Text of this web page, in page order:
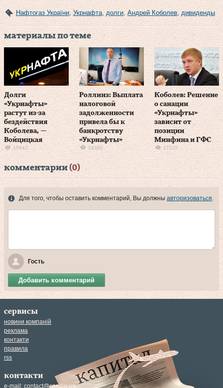
Нафтогаз України Укрнафта долги Андрей Коболев дивиденды
материалы по теме
Долги
«Укрнафты»
растут из-за
бездействия
Коболева, —
Войцицкая
15842
Роллинз: Выплата
налоговой
задолженности
привела бы к
банкротству
«Укрнафты»
24392
Коболев: Решение
о санации
«Укрнафты»
зависит от
позиции
Минфина и ГФС
17220
комментарии (0)
Для того, чтобы оставить комментарий, Вы должны авторизоваться.
Гость
Добавить комментарий
сервисы
новини компаній
реклама
контакти
правила
rss
контакти
e-mail: contact@capital.ua